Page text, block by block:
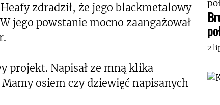
zdradził, że jego blackmetalowy
jego powstanie mocno zaangażował
projekt. Napisał ze mną klika
osiem czy dziewięć napisanych
2